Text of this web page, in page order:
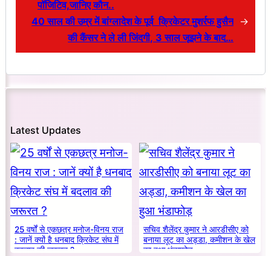
पॉजिटिव,जानिए कौन..
40 साल की उम्र में बांग्लादेश के पूर्व क्रिकेटर मुशर्रफ हुसैन
की कैंसर ने ले ली जिंदगी, 3 साल जूझने के बाद…
→
Latest Updates
25 वर्षों से एकछत्र मनोज-विनय राज
: जानें क्यों है धनबाद क्रिकेट संघ में
बदलाव की जरूरत ?
सचिव शैलेंद्र कुमार ने आरडीसीए को
बनाया लूट का अड्डा, कमीशन के खेल
का हुआ भंडाफोड़